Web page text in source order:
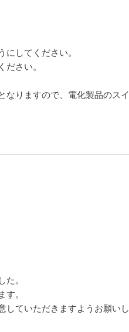
してください。
さい。
なりますので、電化製品のスイ
。
。
していただきますようお願いし